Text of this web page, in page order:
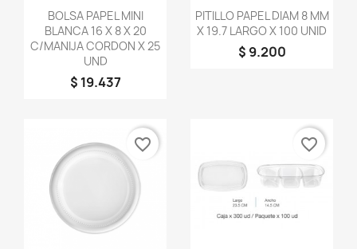
 Vista rápida
BOLSA PAPEL MINI
BLANCA 16 X 8 X 20
C/MANIJA CORDON X 25
UND
$ 19.437
Vista rápida
PITILLO PAPEL DIAM 8 MM
X 19.7 LARGO X 100 UNID
$ 9.200
favorite_border favorite_border